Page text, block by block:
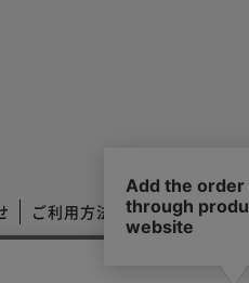
ご利用方法 ご利用規約